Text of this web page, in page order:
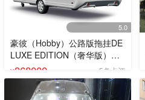
5.0
豪彼（Hobby）公路版拖挂DE
LUXE EDITION（奢华版）
490KMF
¥368000 5条点评